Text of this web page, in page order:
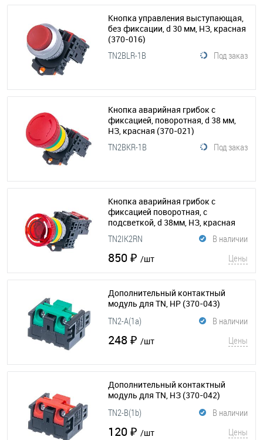
Кнопка управления выступающая,
без фиксации, d 30 мм, НЗ, красная
(370-016)
Под заказ
TN2BLR-1B
Кнопка аварийная грибок с
фиксацией, поворотная, d 38 мм,
НЗ, красная (370-021)
Под заказ
TN2BKR-1B
Кнопка аварийная грибок с
фиксацией поворотная, с
подсветкой, d 38мм, НЗ, красная
(370-031)
В наличии
TN2IK2RN
850 ₽ /шт Цены
Дополнительный контактный
модуль для TN, НР (370-043)
В наличии
TN2-A(1a)
248 ₽ /шт Цены
Дополнительный контактный
модуль для TN, НЗ (370-042)
В наличии
TN2-B(1b)
120 ₽ /шт Цены